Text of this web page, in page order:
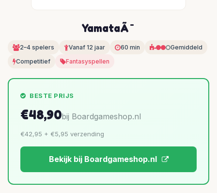
YamataÃ¯
2–4 spelers Vanaf 12 jaar 60 min
Gemiddeld
Competitief
Fantasyspellen
BESTE PRIJS
€48,90bij Boardgameshop.nl
€42,95 + €5,95 verzending
Bekijk bij Boardgameshop.nl